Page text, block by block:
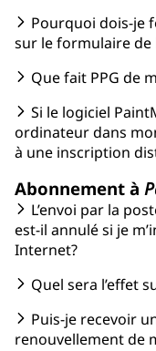
Pourquoi dois-je
sur le formulaire de
Que fait PPG de
Si le logiciel
ordinateur dans
à une inscription
Abonnement à
L’envoi par la
est-il annulé si je
Internet?
Quel sera l’effet
Puis-je recevoir
renouvellement de